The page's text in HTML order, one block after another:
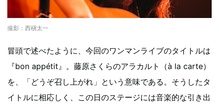
撮影：西槇太一
冒頭で述べたように、今回のワンマンライブのタイトルは
『bon appétit』。藤原さくらのアラカルト（à la carte）
を、「どうぞ召し上がれ」という意味である。そうしたタ
イトルに相応しく、この日のステージには音楽的な引き出